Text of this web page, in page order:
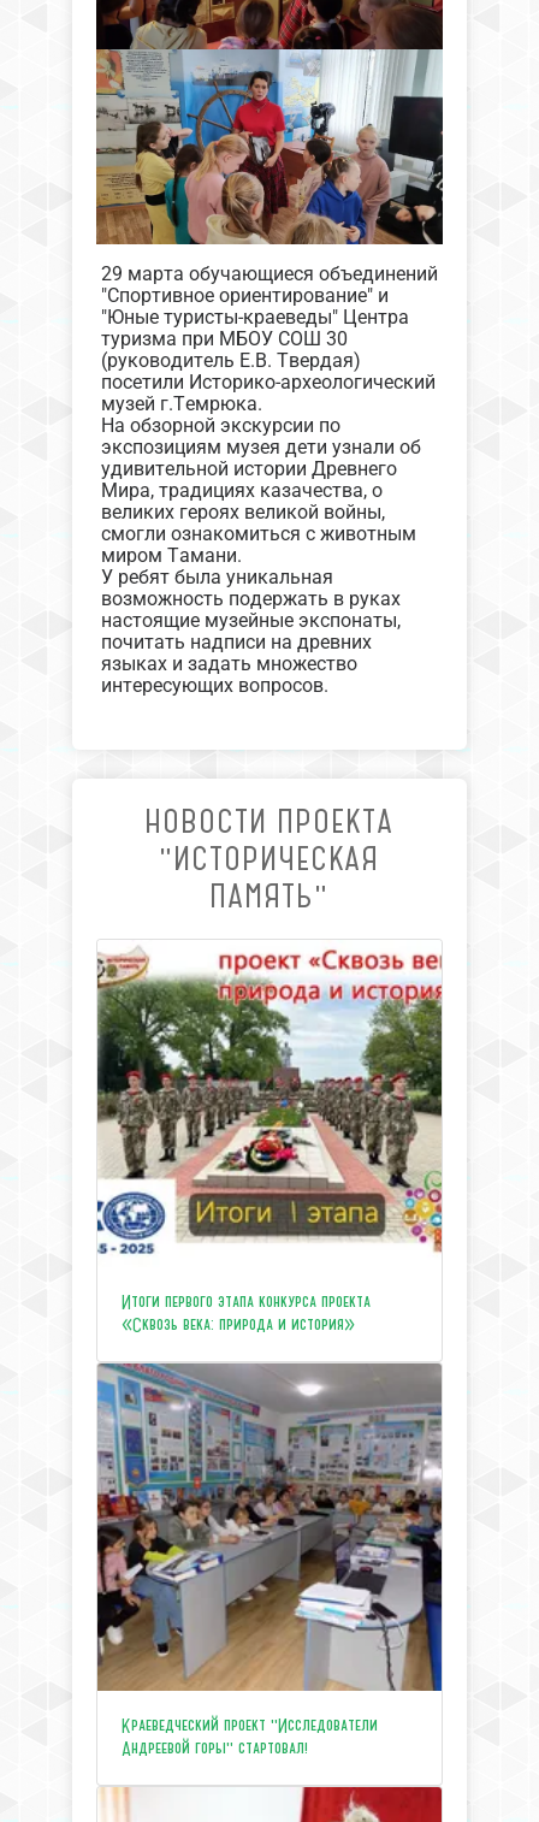
29 марта обучающиеся объединений
"Спортивное ориентирование" и
"Юные туристы-краеведы" Центра
туризма при МБОУ СОШ 30
(руководитель Е.В. Твердая)
посетили Историко-археологический
музей г.Темрюка.
На обзорной экскурсии по
экспозициям музея дети узнали об
удивительной истории Древнего
Мира, традициях казачества, о
великих героях великой войны,
смогли ознакомиться с животным
миром Тамани.
У ребят была уникальная
возможность подержать в руках
настоящие музейные экспонаты,
почитать надписи на древних
языках и задать множество
интересующих вопросов.
НОВОСТИ ПРОЕКТА
"ИСТОРИЧЕСКАЯ
ПАМЯТЬ"
Итоги первого этапа конкурса проекта
«Сквозь века: природа и история»
Краеведческий проект "Исследователи
Андреевой горы" стартовал!